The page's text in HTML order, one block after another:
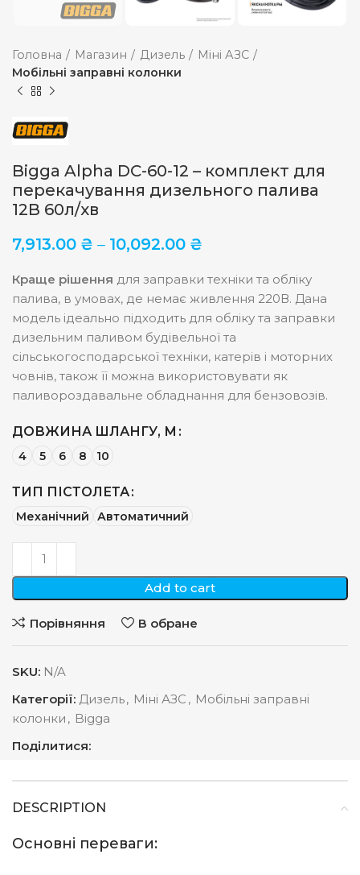
Головна Магазин Дизель
Міні АЗС
Мобільні заправні колонки
Bigga Alpha DC-60-12 – комплект для
перекачування дизельного палива
12В 60л/хв
7,913.00 ₴ – 10,092.00 ₴
Краще рішення для заправки техніки та обліку
палива, в умовах, де немає живлення 220В. Дана
модель ідеально підходить для обліку та заправки
дизельним паливом будівельної та
сільськогосподарської техніки, катерів і моторних
човнів, також її можна використовувати як
паливороздавальне обладнання для бензовозів.
ДОВЖИНА ШЛАНГУ, М
4 5 6 8 10
ТИП ПІСТОЛЕТА
Механічний Автоматичний
Add to cart
Порівняння В обране
SKU: N/A
Категорії: Дизель, Міні АЗС , Мобільні заправні
колонки , Bigga
Поділитися:
DESCRIPTION
Основні переваги: